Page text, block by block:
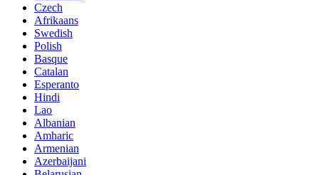
Czech
Afrikaans
Swedish
Polish
Basque
Catalan
Esperanto
Hindi
Lao
Albanian
Amharic
Armenian
Azerbaijani